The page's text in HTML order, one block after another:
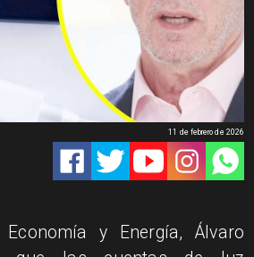
11 de febrero de 2026
y Energía, Álvaro